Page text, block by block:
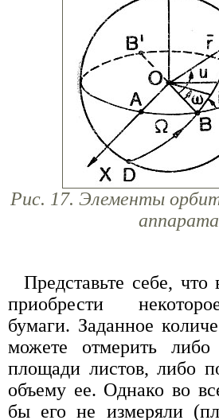
Рис. 17. Элементы
аппарата
Представьте себе,
приобрести
бумаги. Заданное
можете отмерить
площади листов, либо
объему ее. Однако во
бы его не измеряли